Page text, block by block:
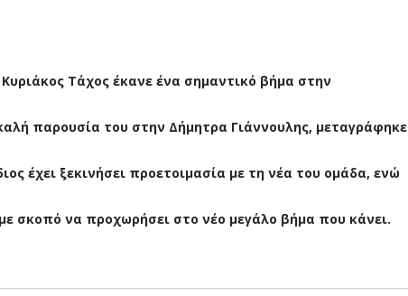
Τάχος έκανε ένα σημαντικό βήμα στην
παρουσία του στην Δήμητρα Γιάννουλης, μεταγράφηκε
έχει ξεκινήσει προετοιμασία με τη νέα του ομάδα, ενώ
σκοπό να προχωρήσει στο νέο μεγάλο βήμα που κάνει.